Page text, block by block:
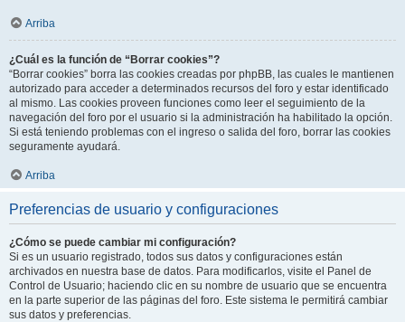
Arriba
¿Cuál es la función de “Borrar cookies”?
“Borrar cookies” borra las cookies creadas por phpBB, las cuales le mantienen
autorizado para acceder a determinados recursos del foro y estar identificado
al mismo. Las cookies proveen funciones como leer el seguimiento de la
navegación del foro por el usuario si la administración ha habilitado la opción.
Si está teniendo problemas con el ingreso o salida del foro, borrar las cookies
seguramente ayudará.
Arriba
Preferencias de usuario y configuraciones
¿Cómo se puede cambiar mi configuración?
Si es un usuario registrado, todos sus datos y configuraciones están
archivados en nuestra base de datos. Para modificarlos, visite el Panel de
Control de Usuario; haciendo clic en su nombre de usuario que se encuentra
en la parte superior de las páginas del foro. Este sistema le permitirá cambiar
sus datos y preferencias.